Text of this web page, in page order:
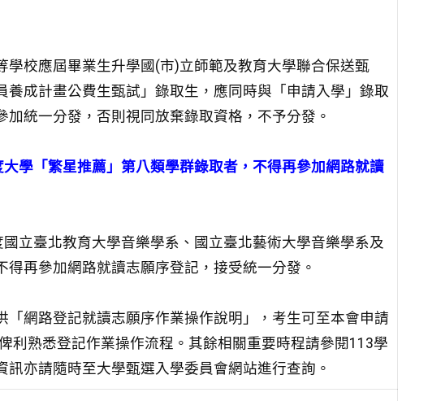
校應屆畢業生升學國(市)立師範及教育大學聯合保送甄
成計畫公費生甄試」錄取生，應同時與「申請入學」錄取
統一分發，否則視同放棄錄取資格，不予分發。
學「繁星推薦」第八類學群錄取者，不得再參加網路就讀
立臺北教育大學音樂學系、國立臺北藝術大學音樂學系及
再參加網路就讀志願序登記，接受統一分發。
網路登記就讀志願序作業操作說明」，考生可至本會申請
利熟悉登記作業操作流程。其餘相關重要時程請參閱113學
亦請隨時至大學甄選入學委員會網站進行查詢。